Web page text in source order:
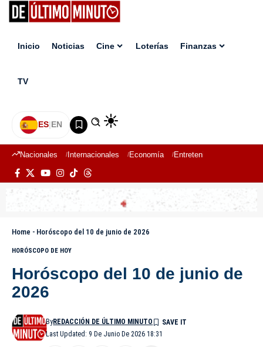
Inicio Noticias Cine Loterías Finanzas
TV
ES|EN
Nacionales Internacionales Economía Entretenimiento
Home - Horóscopo del 10 de junio de 2026
HORÓSCOPO DE HOY
Horóscopo del 10 de junio de
2026
Last Updated: 9 De Junio De 2026 18:31
ByREDACCIÓN DE ÚLTIMO MINUTO